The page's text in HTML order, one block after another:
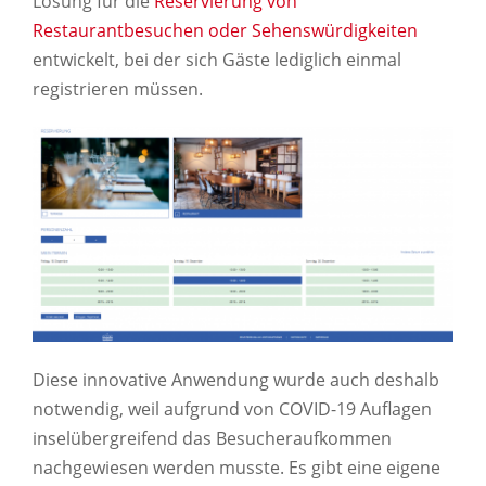
Restaurantbesuchen oder Sehenswürdigkeiten
entwickelt, bei der sich Gäste lediglich einmal
registrieren müssen.
Diese innovative Anwendung wurde auch deshalb
notwendig, weil aufgrund von COVID-19 Auflagen
inselübergreifend das Besucheraufkommen
nachgewiesen werden musste. Es gibt eine eigene